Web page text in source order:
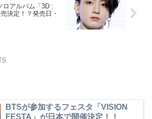
ロアルバム「3D :
決定！？発売日・
BTSが参加するフェスタ「VISION
FESTA」が日本で開催決定！！